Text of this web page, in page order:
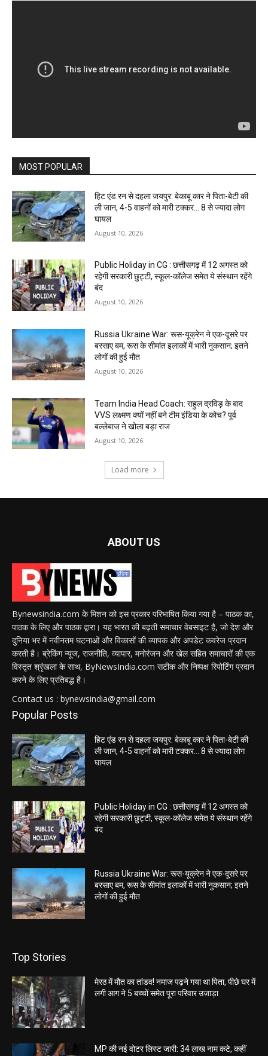
MOST POPULAR
हिट एंड रन से दहला जयपुर: बेकाबू कार ने पिता-बेटी की
ली जान, 4-5 वाहनों को मारी टक्कर… 8 से ज्यादा लोग
घायल
August 10, 2026
Public Holiday in CG : छत्तीसगढ़ में 12 अगस्त को
रहेगी सरकारी छुट्टी, स्कूल-कॉलेज समेत ये संस्थान रहेंगे
बंद
August 10, 2026
Russia Ukraine War: रूस-यूक्रेन ने एक-दूसरे पर
बरसाए बम, रूस के सीमांत इलाकों में भारी नुकसान; इतने
लोगों की हुई मौत
August 10, 2026
Team India Head Coach: राहुल द्रविड़ के बाद
VVS लक्ष्मण क्यों नहीं बने टीम इंडिया के कोच? पूर्व
बल्लेबाज ने खोला बड़ा राज
August 10, 2026
Load more
ABOUT US
Bynewsindia.com के मिशन को इस प्रकार परिभाषित किया गया है – पाठक का,
पाठक के लिए और पाठक द्वारा। यह भारत की बढ़ती समाचार वेबसाइट है, जो देश और
दुनिया भर में नवीनतम घटनाओं और विकासों की व्यापक और अपडेट कवरेज प्रदान
करती है। ब्रेकिंग न्यूज, राजनीति, व्यापार, मनोरंजन और खेल सहित समाचारों की एक
विस्तृत श्रृंखला के साथ, ByNewsIndia.com सटीक और निष्पक्ष रिपोर्टिंग प्रदान
करने के लिए प्रतिबद्ध है।
Contact us : bynewsindia@gmail.com
Popular Posts
हिट एंड रन से दहला जयपुर: बेकाबू कार ने पिता-बेटी की
ली जान, 4-5 वाहनों को मारी टक्कर… 8 से ज्यादा लोग
घायल
Public Holiday in CG : छत्तीसगढ़ में 12 अगस्त को
रहेगी सरकारी छुट्टी, स्कूल-कॉलेज समेत ये संस्थान रहेंगे
बंद
Russia Ukraine War: रूस-यूक्रेन ने एक-दूसरे पर
बरसाए बम, रूस के सीमांत इलाकों में भारी नुकसान; इतने
लोगों की हुई मौत
Top Stories
मेरठ में मौत का तांडव! नमाज पढ़ने गया था पिता, पीछे घर में
लगी आग ने 5 बच्चों समेत पूरा परिवार उजाड़ा
MP की नई वोटर लिस्ट जारी: 34 लाख नाम कटे, कहीं